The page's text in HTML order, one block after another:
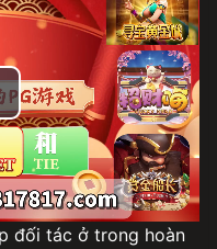
đối tác ở trong hoàn